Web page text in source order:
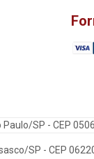
SP - CEP
SP - CEP